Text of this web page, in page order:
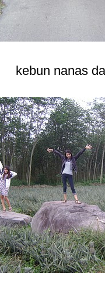
kebun nanas